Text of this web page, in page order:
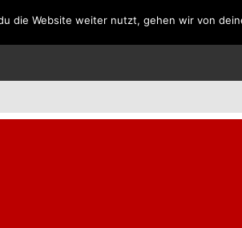
SPANIEN PORTUGAL
die Website weiter nutzt, gehen wir von